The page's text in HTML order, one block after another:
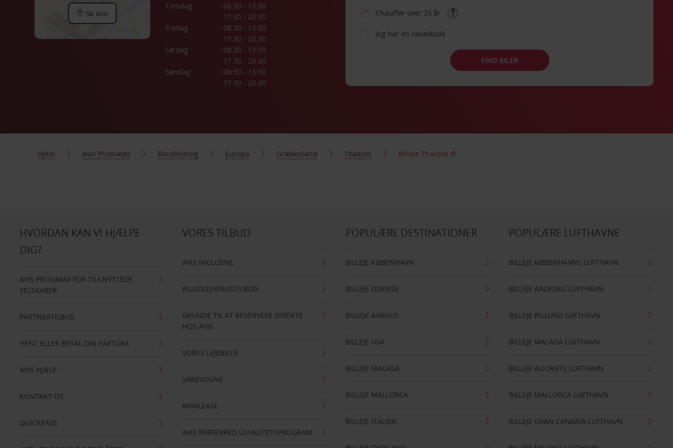
Se kort
Torsdag
08:30 - 13:00
17:30 - 20:30
Fredag
08:30 - 13:00
17:30 - 20:30
Lørdag
08:30 - 13:00
17:30 - 20:30
Søndag
08:30 - 13:00
17:30 - 20:30
Chauffør over 25 år
Jeg har en rabatkode
FIND BILER
Hjem Avis Produkter Biludlejning Europa Grækenland Thassos Billeje Thassos Ø
HVORDAN KAN VI HJÆLPE
DIG?
AVIS PROGRAM FOR TILKNYTTEDE
SELSKABER
PARTNERTILBUD
HENT ELLER BETAL DIN FAKTURA
AVIS HJÆLP
KONTAKT OS
QUICKPASS
VORES TILBUD
AVIS INCLUSIVE
BILUDLEJNINGSTILBUD
GRUNDE TIL AT RESERVERE DIREKTE
HOS AVIS
VORES LEJEBILER
VAREVOGNE
MINILEASE
AVIS PREFERRED LOYALITETSPROGRAM
POPULÆRE DESTINATIONER
BILLEJE KØBENHAVN
BILLEJE ODENSE
BILLEJE AARHUS
BILLEJE USA
BILLEJE MALAGA
BILLEJE MALLORCA
BILLEJE ITALIEN
POPULÆRE LUFTHAVNE
BILLEJE KØBENHAVNS LUFTHAVN
BILLEJE AALBORG LUFTHAVN
BILLEJE BILLUND LUFTHAVN
BILLEJE MALAGA LUFTHAVN
BILLEJE ALICANTE LUFTHAVN
BILLEJE MALLORCA LUFTHAVN
BILLEJE GRAN CANARIA LUFTHAVN